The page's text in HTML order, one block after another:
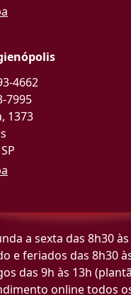
4662
7995
1373
a sexta das 8h30
e feriados das 8h30
das 9h às 13h
online todos